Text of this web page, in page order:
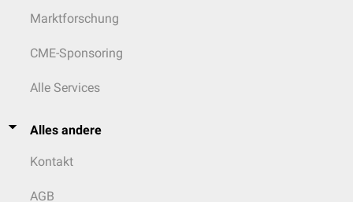
Marktforschung
CME-Sponsoring
Alle Services
Alles andere
Kontakt
AGB